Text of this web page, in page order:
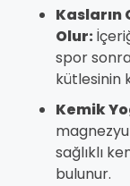
Kasların
Olur:
spor
kütlesinin
Kemik
sağlıklı
bulunur.